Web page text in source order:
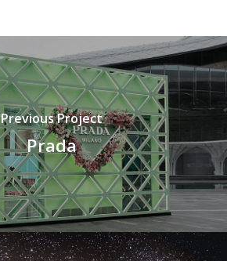
Previous Project
Prada